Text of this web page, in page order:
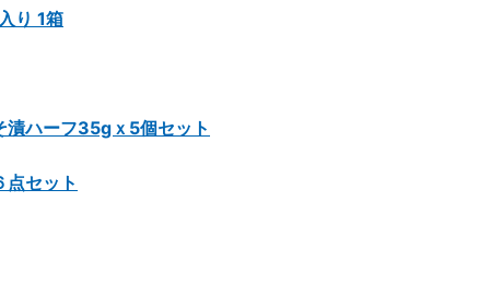
り 1箱
ハーフ35gｘ5個セット
セット